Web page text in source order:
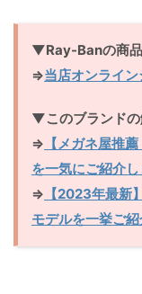
▼Ray-Banの商
⇒当店オンライ
▼このブランドの
⇒ 【メガネ屋推
を一気にご紹介し
⇒ 【2023年最新
モデルを一挙ご紹